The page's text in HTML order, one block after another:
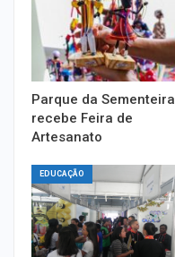
Parque da Sementeira
recebe Feira de
Artesanato
EDUCAÇÃO